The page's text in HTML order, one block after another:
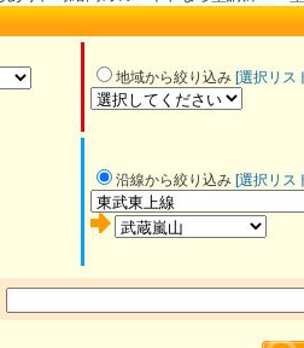
地域から絞り込み [選択リス
沿線から絞り込み [選択リス